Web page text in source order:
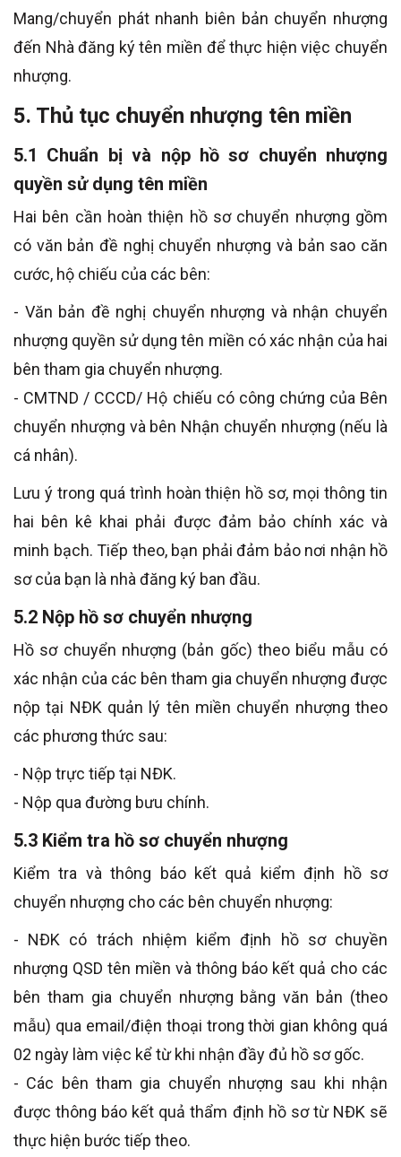
Mang/chuyển phát nhanh biên bản chuyển nhượng
đến Nhà đăng ký tên miền để thực hiện việc chuyển
nhượng.
5. Thủ tục chuyển nhượng tên miền
5.1 Chuẩn bị và nộp hồ sơ chuyển nhượng
quyền sử dụng tên miền
Hai bên cần hoàn thiện hồ sơ chuyển nhượng gồm
có văn bản đề nghị chuyển nhượng và bản sao căn
cước, hộ chiếu của các bên:
- Văn bản đề nghị chuyển nhượng và nhận chuyển
nhượng quyền sử dụng tên miền có xác nhận của hai
bên tham gia chuyển nhượng.
- CMTND / CCCD/ Hộ chiếu có công chứng của Bên
chuyển nhượng và bên Nhận chuyển nhượng (nếu là
cá nhân).
Lưu ý trong quá trình hoàn thiện hồ sơ, mọi thông tin
hai bên kê khai phải được đảm bảo chính xác và
minh bạch. Tiếp theo, bạn phải đảm bảo nơi nhận hồ
sơ của bạn là nhà đăng ký ban đầu.
5.2 Nộp hồ sơ chuyển nhượng
Hồ sơ chuyển nhượng (bản gốc) theo biểu mẫu có
xác nhận của các bên tham gia chuyển nhượng được
nộp tại NĐK quản lý tên miền chuyển nhượng theo
các phương thức sau:
- Nộp trực tiếp tại NĐK.
- Nộp qua đường bưu chính.
5.3 Kiểm tra hồ sơ chuyển nhượng
Kiểm tra và thông báo kết quả kiểm định hồ sơ
chuyển nhượng cho các bên chuyển nhượng:
- NĐK có trách nhiệm kiểm định hồ sơ chuyền
nhượng QSD tên miền và thông báo kết quả cho các
bên tham gia chuyển nhượng bằng văn bản (theo
mẫu) qua email/điện thoại trong thời gian không quá
02 ngày làm việc kể từ khi nhận đầy đủ hồ sơ gốc.
- Các bên tham gia chuyển nhượng sau khi nhận
được thông báo kết quả thẩm định hồ sơ từ NĐK sẽ
thực hiện bước tiếp theo.